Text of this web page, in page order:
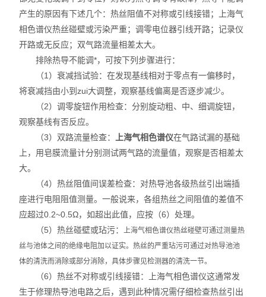
产生的原因有下述几个：热丝阻值不对称或引线接错；上海气
相色谱仪热丝碰壁或污染严重；调零电位器引线开路；记录仪
开路或无反应；双气路流量相差太大。
排除热导不能调*，可按下列步骤进行：
（1）衰减挡试验：在发现基线相对于零点有一偏移时，
将衰减挡由小到zui大调整，观察基线偏离是否逐步减少。
（2）调零旋钮作用检查：分别旋动粗、中、细调旋钮，
观察基线有否反应。
（3）双路流量检查：
上海气相色谱仪在气路试漏的基础
上，用皂膜流量计分别测试两气路的流量值，观察是否相差太
大。
（4）热丝阻值间误差检查：对热导池各级热丝引出端插
座进行电阻阻值测量。一般说来，各组热丝之间阻值的差值不
应超过0.2~0.5Ω，如超出此值，应按（6）处理。
（5）热丝碰壁或玷污： 上海气相色谱仪热丝碰壁可通过测量热
丝与池体之间的绝缘电阻加以证实。热丝的严重玷污可通过对热导池池
体的清洗而消除或部分消除，具体步骤见检测器的清洗一节。
（6）热丝不对称或引线接错：上海气相色谱仪这通常发
生于修理热导池电路之后，遇到此种情况需仔细检查热丝引出